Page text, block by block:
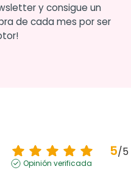
y consigue un
de cada mes por ser
5/5
Opinión verificada